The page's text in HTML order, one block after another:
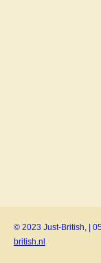
© 2023 Just-British, |
british.nl